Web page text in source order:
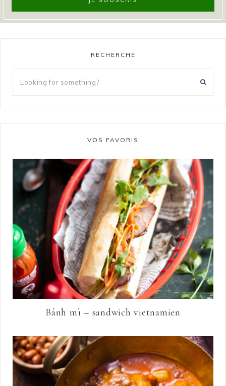
RECHERCHE
VOS FAVORIS
Bánh mì – sandwich vietnamien